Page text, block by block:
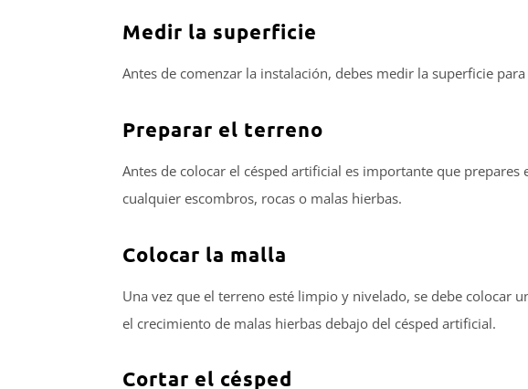
Medir la superficie
Antes de comenzar la instalación, debes medir la superficie
Preparar el terreno
Antes de colocar el césped artificial es importante que
cualquier escombros, rocas o malas hierbas.
Colocar la malla
Una vez que el terreno esté limpio y nivelado, se debe colocar
el crecimiento de malas hierbas debajo del césped artificial.
Cortar el césped